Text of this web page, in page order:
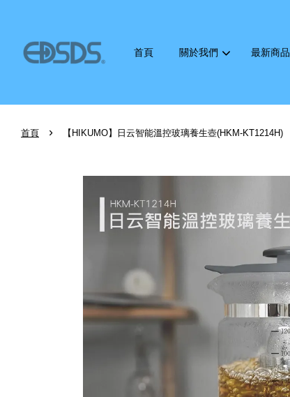
首頁 關於我們 最新商品
首頁 › 【HIKUMO】日云智能溫控玻璃養生壺(HKM-KT1214H)